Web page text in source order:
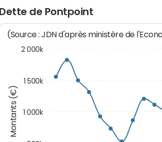
Dette de Pontpoint
Montants (€)
(Source : JDN d'après ministère de
1 000k
1 500k
2 000k